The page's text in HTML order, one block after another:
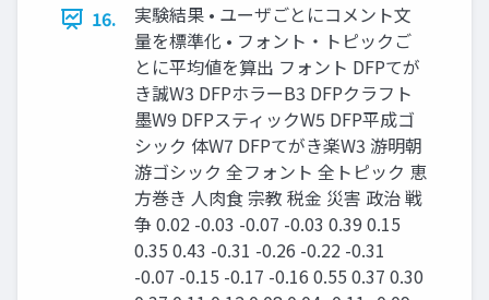
16.
実験結果 • ユーザごとにコメント文
量を標準化 • フォント・トピックご
とに平均値を算出 フォント DFPてが
き誠W3 DFPホラーB3 DFPクラフト
墨W9 DFPスティックW5 DFP平成ゴ
シック 体W7 DFPてがき楽W3 游明朝
游ゴシック 全フォント 全トピック 恵
方巻き 人肉食 宗教 税金 災害 政治 戦
争 0.02 -0.03 -0.07 -0.03 0.39 0.15
0.35 0.43 -0.31 -0.26 -0.22 -0.31
-0.07 -0.15 -0.17 -0.16 0.55 0.37 0.30